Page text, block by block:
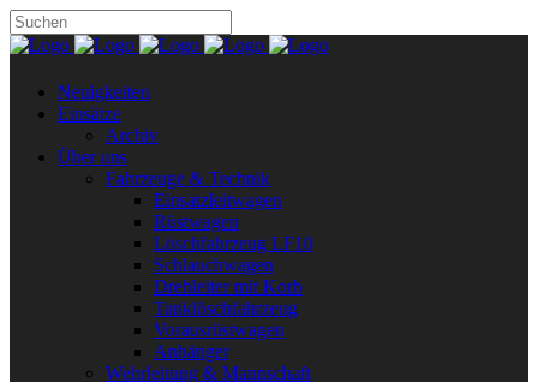
Neuigkeiten
Einsätze
Archiv
Über uns
Fahrzeuge & Technik
Einsatzleitwagen
Rüstwagen
Löschfahrzeug LF10
Schlauchwagen
Drehleiter mit Korb
Tanklöschfahrzeug
Vorausrüstwagen
Anhänger
Wehrleitung & Mannschaft